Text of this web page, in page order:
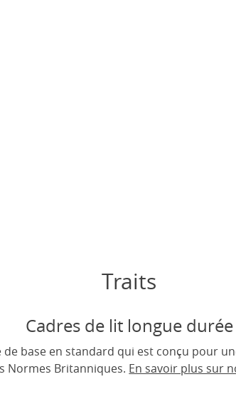
Traits
Cadres de lit longue durée
base en standard qui est conçu pour
Normes Britanniques. En savoir plus sur